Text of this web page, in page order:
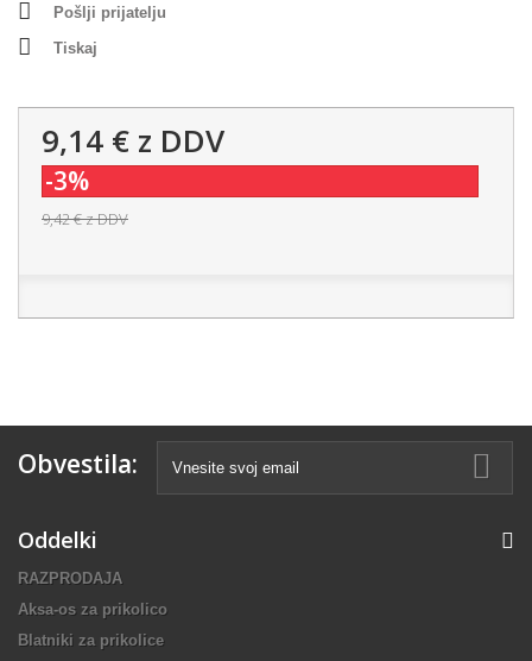
Pošlji prijatelju
Tiskaj
9,14 € z DDV
-3%
9,42 €z DDV
Obvestila:
Oddelki
RAZPRODAJA
Aksa-os za prikolico
Blatniki za prikolice